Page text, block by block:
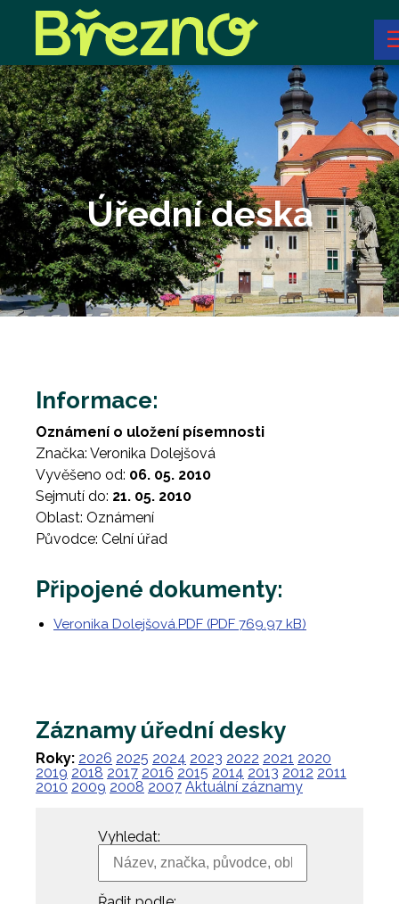
Úřední deska
Informace:
Oznámení o uložení písemnosti
Značka: Veronika Dolejšová
Vyvěšeno od: 06. 05. 2010
Sejmutí do: 21. 05. 2010
Oblast: Oznámení
Původce: Celní úřad
Připojené dokumenty:
Veronika Dolejšová.PDF (PDF 769.97 kB)
Záznamy úřední desky
Roky: 2026 2025 2024 2023 2022 2021 2020
2019 2018 2017 2016 2015 2014 2013 2012 2011
2010 2009 2008 2007 Aktuální záznamy
Vyhledat: